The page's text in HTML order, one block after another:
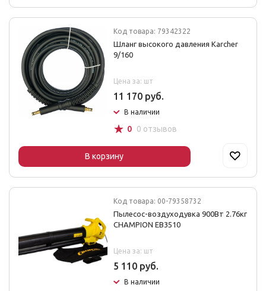
Код товара: 79342322
Шланг высокого давления Karcher
9/160
Цена за: шт
11 170 руб.
В наличии
☆ 0 0 отзывов
В корзину
Код товара: 00-79358732
Пылесос-воздуходувка 900Вт 2.76кг
CHAMPION EB3510
Цена за: шт
5 110 руб.
В наличии